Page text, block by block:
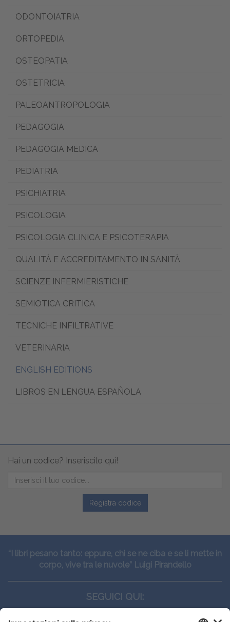
ODONTOIATRIA
ORTOPEDIA
OSTEOPATIA
OSTETRICIA
PALEOANTROPOLOGIA
PEDAGOGIA
PEDAGOGIA MEDICA
PEDIATRIA
PSICHIATRIA
PSICOLOGIA
PSICOLOGIA CLINICA E PSICOTERAPIA
QUALITÀ E ACCREDITAMENTO IN SANITÀ
SCIENZE INFERMIERISTICHE
SEMIOTICA CRITICA
TECNICHE INFILTRATIVE
VETERINARIA
ENGLISH EDITIONS
LIBROS EN LENGUA ESPAÑOLA
Hai un codice? Inseriscilo qui!
Registra codice
“I libri pesano tanto: eppure, chi se ne ciba e se li mette in
corpo, vive tra le nuvole” Luigi Pirandello
SEGUICI QUI: